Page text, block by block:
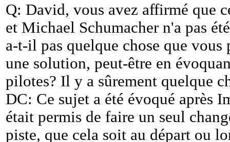
Q: David, vous avez affirmé que
et Michael Schumacher n'a pas
a-t-il pas quelque chose que
une solution, peut-être en
pilotes? Il y a sûrement quelque
DC: Ce sujet a été évoqué après
était permis de faire un seul
piste, que cela soit au départ ou